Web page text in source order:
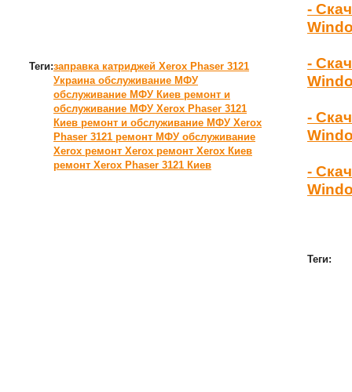
Теги:заправка катриджей Xerox Phaser 3121
Украина обслуживание МФУ
обслуживание МФУ Киев ремонт и
обслуживание МФУ Xerox Phaser 3121
Киев ремонт и обслуживание МФУ Xerox
Phaser 3121 ремонт МФУ обслуживание
Xerox ремонт Xerox ремонт Xerox Киев
ремонт Xerox Phaser 3121 Киев
-
-
-
-
Теги: